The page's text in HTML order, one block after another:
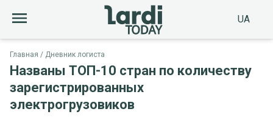
UA
Главная Дневник логиста
Названы ТОП-10 стран по количеству
зарегистрированных
электрогрузовиков